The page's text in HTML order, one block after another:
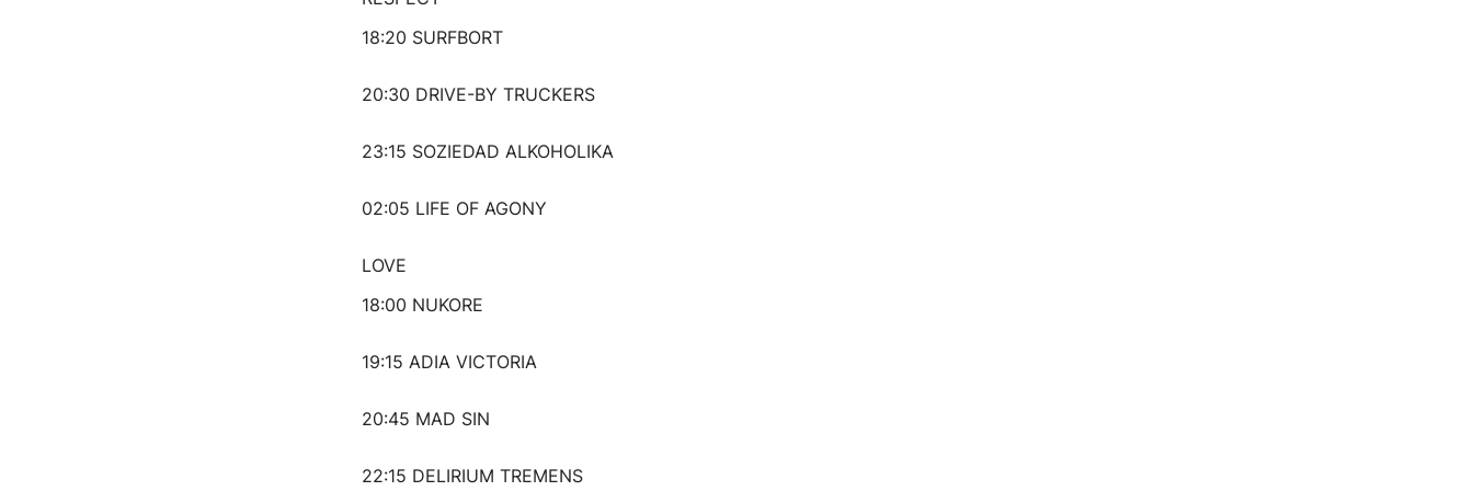
18:20 SURFBORT
20:30 DRIVE-BY TRUCKERS
23:15 SOZIEDAD ALKOHOLIKA
02:05 LIFE OF AGONY
LOVE
18:00 NUKORE
19:15 ADIA VICTORIA
20:45 MAD SIN
22:15 DELIRIUM TREMENS